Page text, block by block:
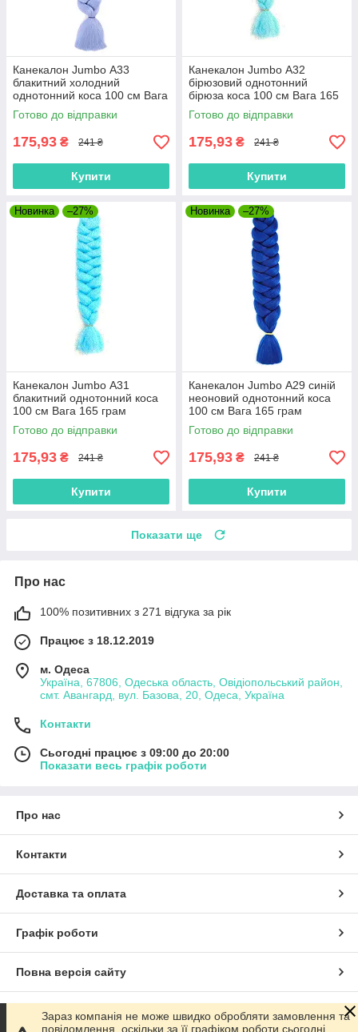
Канекалон Jumbo А33
блакитний холодний
однотонний коса 100 см Вага
165 грам Термостійкий
Готово до відправки
175,93 ₴ 241 ₴
Купити
Канекалон Jumbo А32
бірюзовий однотонний
бірюза коса 100 см Вага 165
грам Термостійкий
Готово до відправки
175,93 ₴ 241 ₴
Купити
Новинка –27%
Канекалон Jumbo А31
блакитний однотонний коса
100 см Вага 165 грам
Термостійкий
Готово до відправки
175,93 ₴ 241 ₴
Купити
Новинка –27%
Канекалон Jumbo А29 синій
неоновий однотонний коса
100 см Вага 165 грам
Термостійкий
Готово до відправки
175,93 ₴ 241 ₴
Купити
Показати ще
Про нас
100% позитивних з 271 відгука за рік
Працює з 18.12.2019
м. Одеса
Україна, 67806, Одеська область, Овідіопольський район,
смт. Авангард, вул. Базова, 20, Одеса, Україна
Контакти
Сьогодні працює з 09:00 до 20:00
Показати весь графік роботи
Про нас
Контакти
Доставка та оплата
Графік роботи
Повна версія сайту
Сайт створено на маркетплейсіProm.ua
Зараз компанія не може швидко обробляти замовлення та
повідомлення, оскільки за її графіком роботи сьогодні